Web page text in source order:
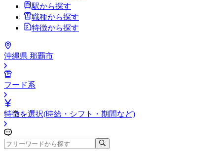
駅から探す
職種から探す
特徴から探す
沖縄県 那覇市
フード系
特徴を選択(時給・シフト・期間など)